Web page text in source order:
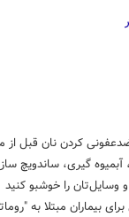
ضدعفونی کردن نان قبل
گیری، ساندویچ
وسایل‌تان را خوشبو کنید
بیماران مبتلا به